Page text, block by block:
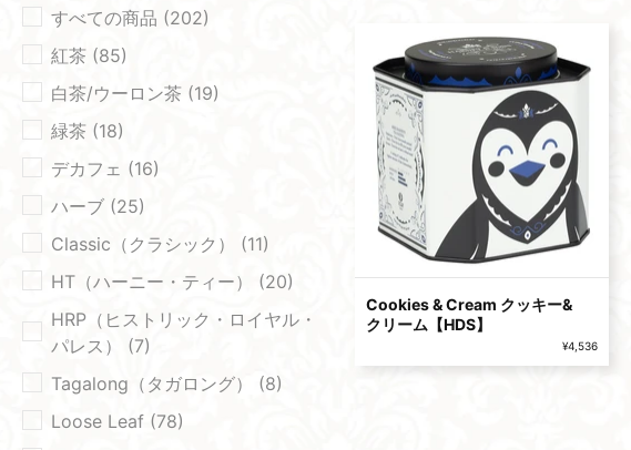
すべての商品 (202)
紅茶 (85)
白茶/ウーロン茶 (19)
緑茶 (18)
デカフェ (16)
ハーブ (25)
Classic（クラシック） (11)
HT（ハーニー・ティー） (20)
HRP（ヒストリック・ロイヤル・
パレス） (7)
Tagalong（タガロング） (8)
Loose Leaf (78)
Cookies & Cream クッキー&
クリーム​【HDS】
¥4,536